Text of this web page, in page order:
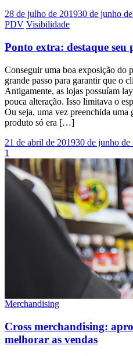
28 de julho de 201930 de junho
PDV Visibilidade
Ponto extra: destaque
Conseguir uma boa exposição do
grande passo para garantir que o
Antigamente, as lojas possuíam
pouca alteração. Isso limitava o
Ou seja, uma vez preenchida
produto só era […]
21 de abril de 201930 de junho de
1
Merchandising
Cross merchandising:
melhorar as vendas